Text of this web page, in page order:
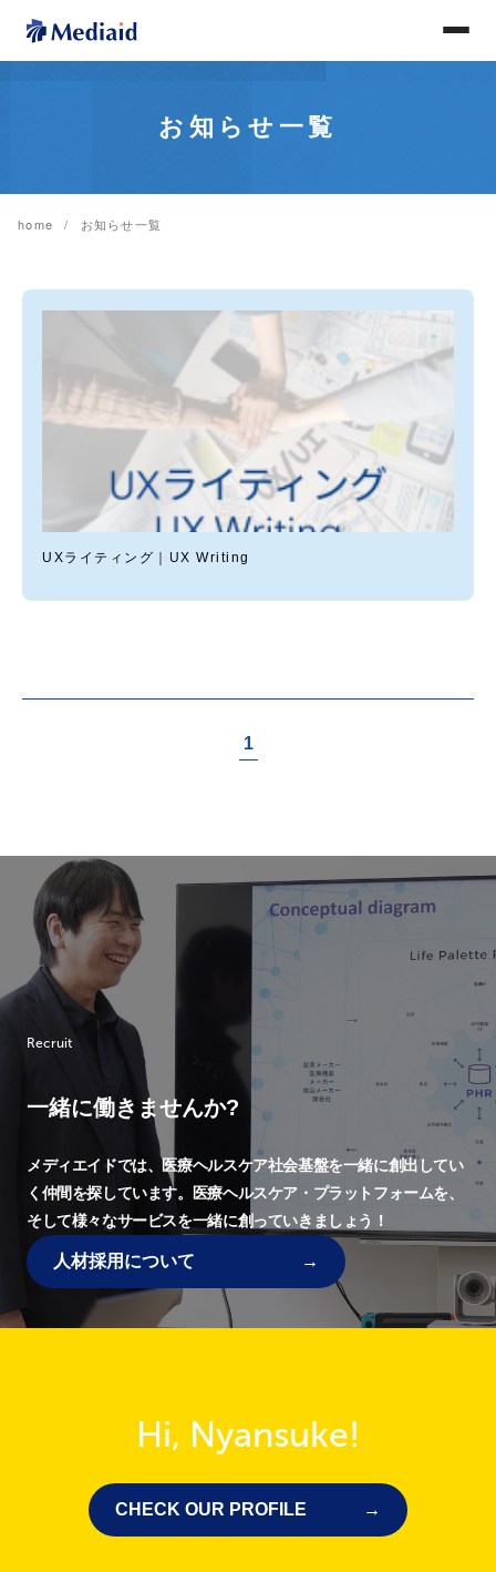
お知らせ一覧
home お知らせ一覧
UXライティング｜UX Writing
1
Recruit
一緒に働きませんか?
メディエイドでは、医療ヘルスケア社会基盤を一緒に創出してい
く仲間を探しています。
医療ヘルスケア・プラットフォームを、
そして様々なサービスを一緒に創っていきましょう！
人材採用について
Hi, Nyansuke!
CHECK OUR PROFILE